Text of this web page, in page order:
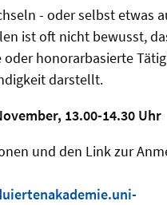
- oder selbst etwas
ist oft nicht bewusst,
honorarbasierte
darstellt.
13.00-14.30 Uhr
und den Link zur